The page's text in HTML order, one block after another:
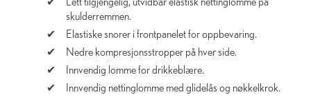
skulderremmen.
Elastiske snorer i frontpanelet for oppbevaring.
Nedre kompresjonsstropper på hver side.
Innvendig lomme for drikkeblære.
Innvendig nettinglomme med glidelås og nøkkelkrok.